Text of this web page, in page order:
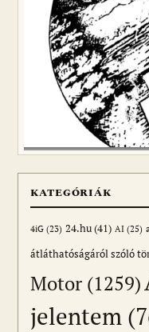
KATEGÓRIÁK
4iG (23) 24.hu(41) AI (25)
átláthatóságáról szóló
Motor (1259)
jelentem